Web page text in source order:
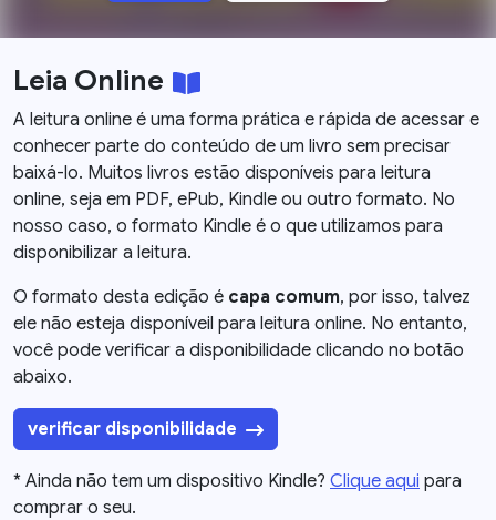
Leia Online
A leitura online é uma forma prática e rápida de acessar e
conhecer parte do conteúdo de um livro sem precisar
baixá-lo. Muitos livros estão disponíveis para leitura
online, seja em PDF, ePub, Kindle ou outro formato. No
nosso caso, o formato Kindle é o que utilizamos para
disponibilizar a leitura.
O formato desta edição é capa comum, por isso, talvez
ele não esteja disponíveil para leitura online. No entanto,
você pode verificar a disponibilidade clicando no botão
abaixo.
verificar disponibilidade
* Ainda não tem um dispositivo Kindle? Clique aqui para
comprar o seu.